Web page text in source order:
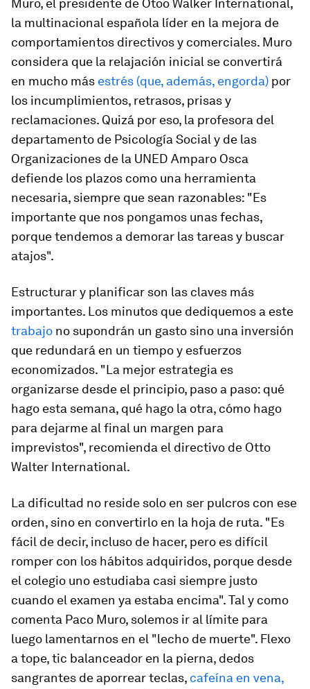
Muro, el presidente de Otoo Walker International,
la multinacional española líder en la mejora de
comportamientos directivos y comerciales. Muro
considera que la relajación inicial se convertirá
en mucho más estrés (que, además, engorda) por
los incumplimientos, retrasos, prisas y
reclamaciones. Quizá por eso, la profesora del
departamento de Psicología Social y de las
Organizaciones de la UNED Amparo Osca
defiende los plazos como una herramienta
necesaria, siempre que sean razonables: "Es
importante que nos pongamos unas fechas,
porque tendemos a demorar las tareas y buscar
atajos".
Estructurar y planificar son las claves más
importantes. Los minutos que dediquemos a este
trabajo no supondrán un gasto sino una inversión
que redundará en un tiempo y esfuerzos
economizados. "La mejor estrategia es
organizarse desde el principio, paso a paso: qué
hago esta semana, qué hago la otra, cómo hago
para dejarme al final un margen para
imprevistos", recomienda el directivo de Otto
Walter International.
La dificultad no reside solo en ser pulcros con ese
orden, sino en convertirlo en la hoja de ruta. "Es
fácil de decir, incluso de hacer, pero es difícil
romper con los hábitos adquiridos, porque desde
el colegio uno estudiaba casi siempre justo
cuando el examen ya estaba encima". Tal y como
comenta Paco Muro, solemos ir al límite para
luego lamentarnos en el "lecho de muerte". Flexo
a tope, tic balanceador en la pierna, dedos
sangrantes de aporrear teclas, cafeína en vena,